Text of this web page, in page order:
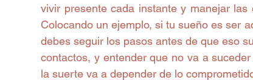
vivir presente cada instante y manejar
Colocando un ejemplo, si tu sueño es ser
debes seguir los pasos antes de que eso
contactos, y entender que no va a
la suerte va a depender de lo